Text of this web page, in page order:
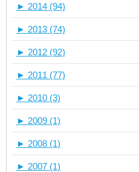
► 2014 (94)
► 2013 (74)
► 2012 (92)
► 2011 (77)
► 2010 (3)
► 2009 (1)
► 2008 (1)
► 2007 (1)